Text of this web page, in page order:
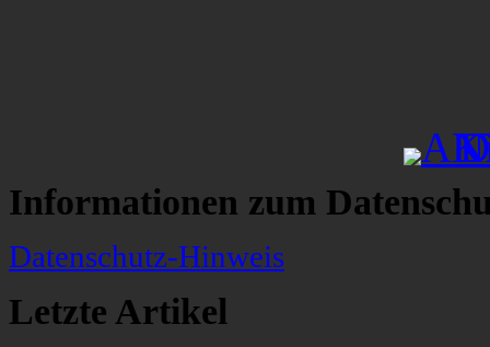
Informationen zum
Datenschutz-Hinweis
Letzte Artikel